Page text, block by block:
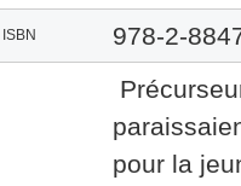
ISBN 978-2-
pour la